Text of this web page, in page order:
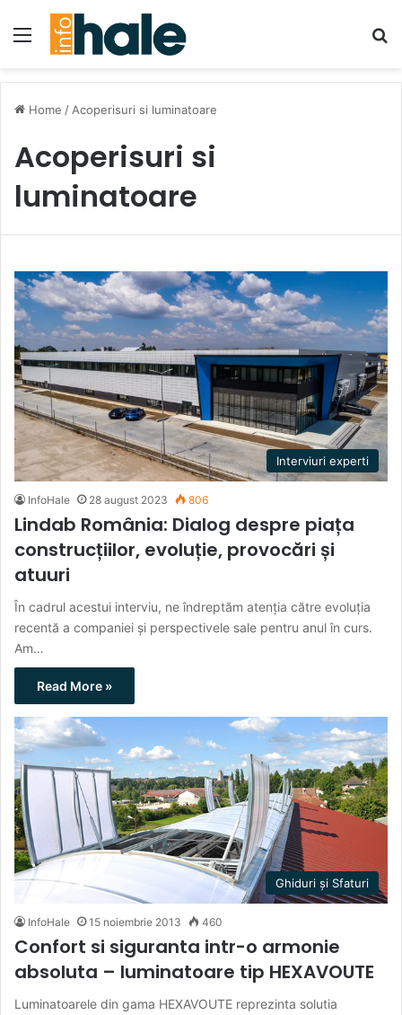
Menu
Home / Acoperisuri si luminatoare
Acoperisuri si
luminatoare
Interviuri experti
InfoHale 28 august 2023 806
Lindab România: Dialog despre piața
construcțiilor, evoluție, provocări și
atuuri
În cadrul acestui interviu, ne îndreptăm atenția către evoluția
recentă a companiei și perspectivele sale pentru anul în curs.
Am…
Read More »
Ghiduri și Sfaturi
InfoHale 15 noiembrie 2013 460
Confort si siguranta intr-o armonie
absoluta – luminatoare tip HEXAVOUTE
Luminatoarele din gama HEXAVOUTE reprezinta solutia